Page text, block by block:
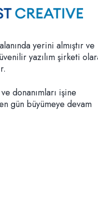
yerini almıştır ve
yazılım şirketi
donanımları işine
gün büyümeye devam